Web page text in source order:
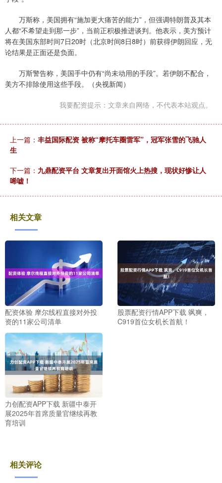
万斯称，美国拥有“施加更大痛苦的能力”，但强调特朗普及其本
人都“不希望走到那一步”，当前正积极推进谈判。他表示，美方预计
将在美国东部时间7日20时（北京时间8日8时）前获得伊朗回应，无
论结果是正面还是负面。
万斯警告称，美国手中仍有“尚未动用的手段”。若伊朗不配合，
美方不排除使用这些手段。（央视新闻）
我要配资提示：文章来自网络，不代表本站观点。
上一篇： 丰益国际配资 被称“摩托车圈雷军”，冠军张雪的飞驰人
生
下一篇： 九鼎配资平台 文章复出开面馆火上热搜，现状好惨让人
唏嘘！
相关文章
配资体验 摩尔线程直接对外投
资的11家公司清单
股票配资行情APP下载 飒爽，
C919首位女机长首航！
力创配资APP下载 新疆中泰开
展2025年首席质量官继续再教
育培训
相关评论